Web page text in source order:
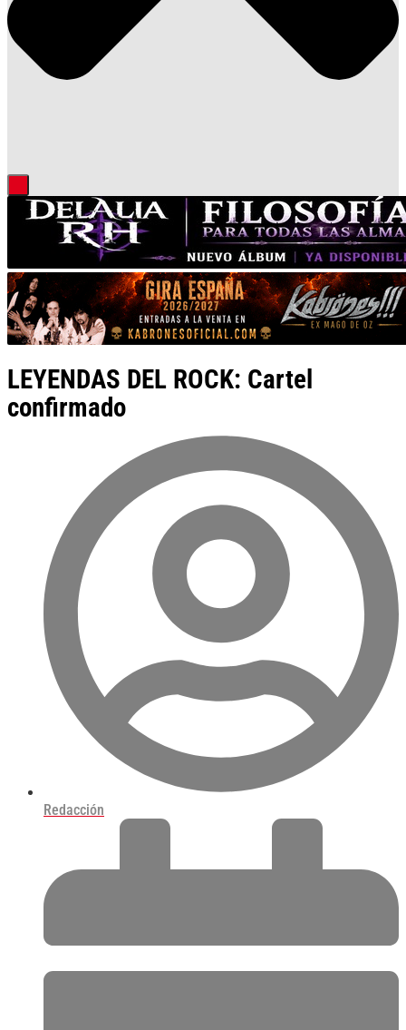
LEYENDAS DEL ROCK: Cartel
confirmado
Redacción